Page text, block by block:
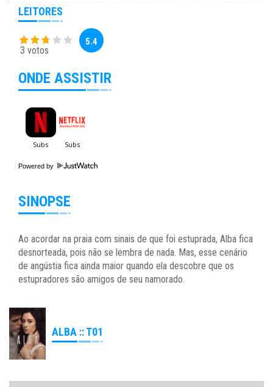
LEITORES
3 votos
5.4
ONDE ASSISTIR
Powered by
SINOPSE
Ao acordar na praia com sinais de que foi estuprada, Alba fica
desnorteada, pois não se lembra de nada. Mas, esse cenário
de angústia fica ainda maior quando ela descobre que os
estupradores são amigos de seu namorado.
ALBA :: T01